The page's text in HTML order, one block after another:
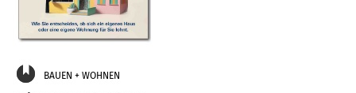
BAUEN + WOHNEN